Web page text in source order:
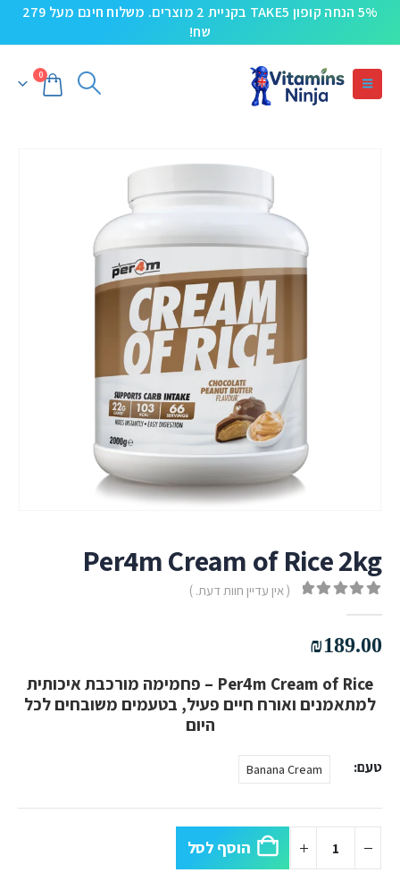
5% הנחה קופון TAKE5 בקניית 2 מוצרים. משלוח חינם מעל 279
שח!
0
Per4m Cream of Rice 2kg
( אין עדיין חוות דעת. )
₪189.00
Per4m Cream of Rice – פחמימה מורכבת איכותית
למתאמנים ואורח חיים פעיל, בטעמים משובחים לכל
היום
טעם Banana Cream
הוסף לסל